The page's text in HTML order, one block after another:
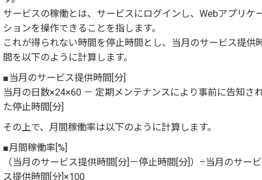
サービスの稼働とは、サービスにログインし、Webアプリケ
ションを操作できることを指します。
これが得られない時間を停止時間とし、当月のサービス提供
間を以下のように計算します。
■当月のサービス提供時間[分]
当月の日数×24×60 － 定期メンテナンスにより事前に告知さ
た停止時間[分]
その上で、月間稼働率は以下のように計算します。
■月間稼働率[%]
（当月のサービス提供時間[分]－停止時間[分]）÷当月のサービ
ス提供時間[分]×100